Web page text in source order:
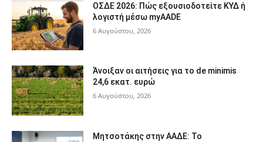
ΟΣΔΕ 2026: Πώς εξουσιοδοτείτε ΚΥΔ ή
λογιστή μέσω myAADE
6 Αυγούστου, 2026
Άνοιξαν οι αιτήσεις για το de minimis
24,6 εκατ. ευρώ
6 Αυγούστου, 2026
Μητσοτάκης στην ΑΑΔΕ: Το